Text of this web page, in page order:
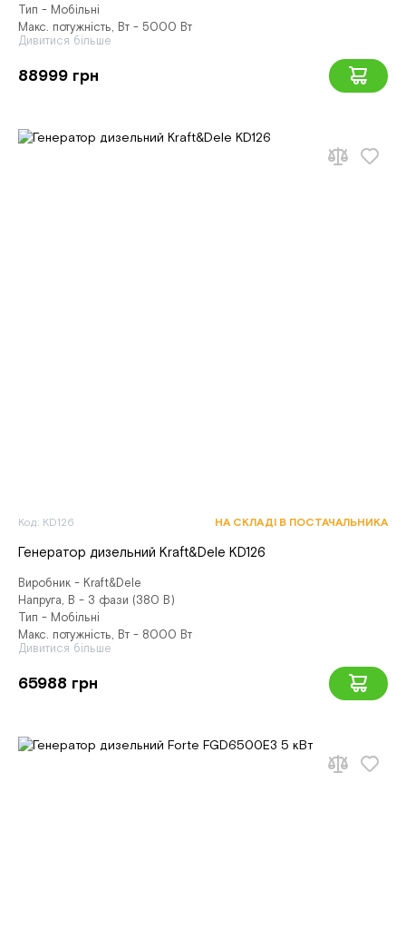
Тип - Мобільні
Макс. потужність, Вт - 5000 Вт
Дивитися більше
88999 грн
Код: KD126 НА СКЛАДІ В ПОСТАЧАЛЬНИКА
Генератор дизельний Kraft&Dele KD126
Виробник - Kraft&Dele
Напруга, В - 3 фази (380 В)
Тип - Мобільні
Макс. потужність, Вт - 8000 Вт
Дивитися більше
65988 грн